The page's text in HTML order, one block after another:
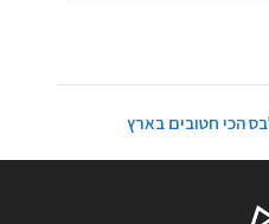
הכי חטובים בארץ